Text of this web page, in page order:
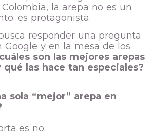
la arepa no es un
es protagonista.
responder una pregunta
y en la mesa de los
son las mejores arepas
qué las hace tan especiales?
sola “mejor” arepa en
es no.